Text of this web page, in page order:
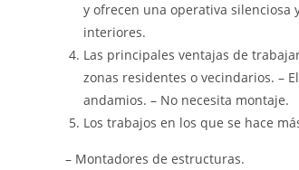
y ofrecen una operativa
interiores.
Las principales ventajas de
zonas residentes o vecindarios. –
andamios. – No necesita montaje.
Los trabajos en los que se hace
– Montadores de estructuras.